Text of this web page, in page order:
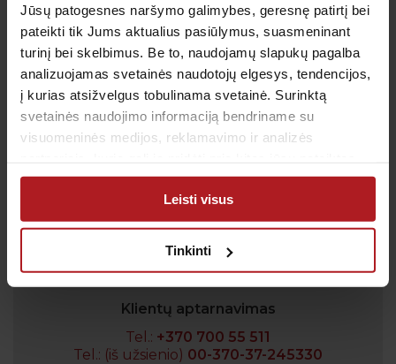
Jūsų patogesnes naršymo galimybes, geresnę patirtį bei
pateikti tik Jums aktualius pasiūlymus, suasmeninant
turinį bei skelbimus. Be to, naudojamų slapukų pagalba
analizuojamas svetainės naudotojų elgesys, tendencijos,
į kurias atsižvelgus tobulinama svetainė. Surinktą
svetainės naudojimo informaciją bendriname su
visuomeninės medijos, reklamavimo ir analizės
arba naudojant paslaugas surinktos informacijos.
Leisti visus
Tinkinti
Kada metas skiepytis nuo gripo? Prenumeruokite
naujienlaiškį, kad svarbiausi priminimai į Jūsų pašto
dėžutę atkeliautų laiku. Sulauksite ne tik naudingos
informacijos kaip rūpintis savo sveikata, bet ir
geriausių pasiūlymų bei akcijų.
Patvirtinu, kad man yra 14 metų ar daugiau
Klientų aptarnavimas
Tel.: +370 700 55 511
Tel.: (iš užsienio) 00-370-37-245330